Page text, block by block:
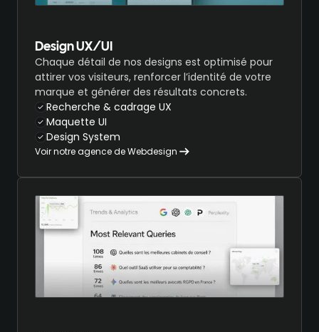
Design UX/UI
Chaque détail de nos designs est optimisé pour
attirer vos visiteurs, renforcer l’identité de votre
marque et générer des résultats concrets.
Recherche & cadrage UX
Maquette UI
Design System
Voir notre agence de Webdesign